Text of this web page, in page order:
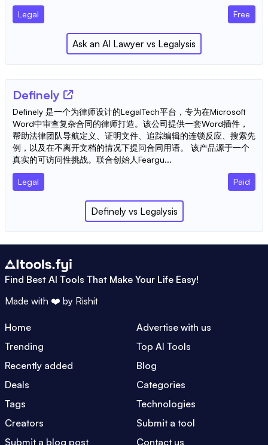
Legal Free
Ask an AI Lawyer vs Legalysis
Definely
Definely 是一个为律师设计的LegalTech平台，专为在Microsoft
Word中审查复杂合同的律师打造。该公司提供一套Word插件，
帮助法律团队导航定义、证明文件、追踪编辑的连锁反应、搜索先
例，以及在不离开文档的情况下提问合同用语。 该产品源于一个
真实的可访问性挑战。联合创始人Feargu...
Legal Paid
Definely vs Legalysis
Find Best AI Tools That Make Your Life Easy!
Made with ❤️ by Rishit
Home
Advertise with us
Trending
Top AI Tools
Recently added
Blog
Deals
Categories
Tags
Technologies
Creators
Submit a tool
Submit a blog post
Contact us